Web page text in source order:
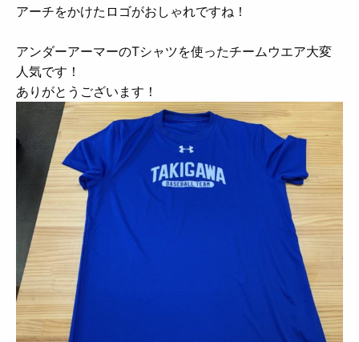
アーチをかけたロゴがおしゃれですね！
アンダーアーマーのTシャツを使ったチームウエア大変
人気です！
ありがとうございます！